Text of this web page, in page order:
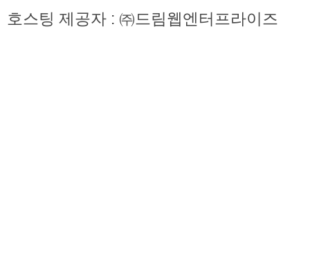
호스팅 제공자 : ㈜드림웹엔터프라이즈